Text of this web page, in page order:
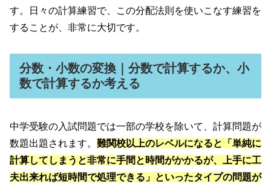
す。日々の計算練習で、この分配法則を使いこなす練習を
することが、非常に大切です。
分数・小数の変換｜分数で計算するか、小
数で計算するか考える
中学受験の入試問題では一部の学校を除いて、計算問題が
数題出題されます。 難関校以上のレベルになると「単純に
計算してしまうと非常に手間と時間がかかるが、上手に工
夫出来れば短時間で処理できる」といったタイプの問題が